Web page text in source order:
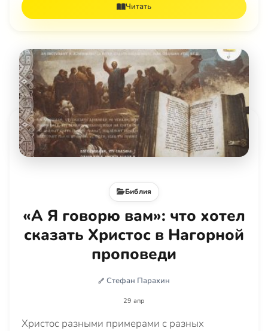
Читать
Библия
«А Я говорю вам»: что хотел
сказать Христос в Нагорной
проповеди
Стефан Парахин
29 апр
Христос разными примерами с разных